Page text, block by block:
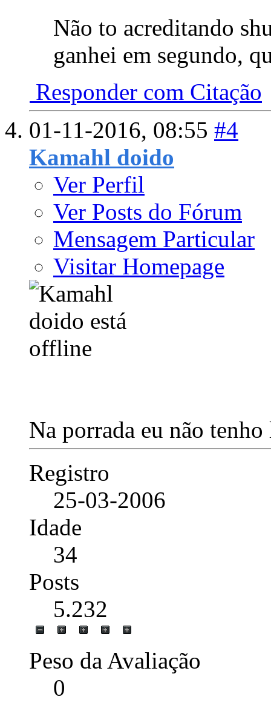
Não to acreditando
ganhei em segundo,
Responder com Citação
01-11-2016, 08:55 #4
Kamahl doido
Ver Perfil
Ver Posts do Fórum
Mensagem Particular
Visitar Homepage
Na porrada eu não
Registro
25-03-2006
Idade
34
Posts
5.232
Peso da Avaliação
0